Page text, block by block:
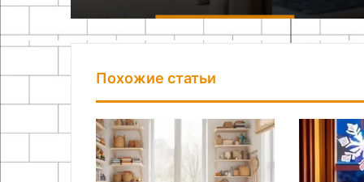
Похожие статьи